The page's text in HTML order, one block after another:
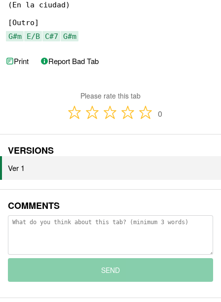
(En la ciudad)
G#m
E/B C#7 G#m
Print Report Bad Tab
Please rate this tab
0
VERSIONS
Ver 1
COMMENTS
SEND